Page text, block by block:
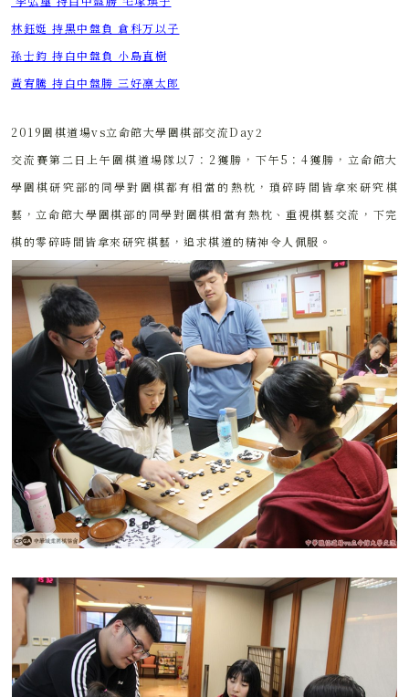
​​​​​​​林鈺娗 持黑中盤負 倉科万以子
​​​​​​​孫士鈞 持白中盤負 小島直樹
​​​​​​​黃宥騰 持白中盤勝 三好凛太郎
2019圍棋道場vs立命館大學圍棋部交流Day2
交流賽第二日上午圍棋道場隊以7：2獲勝，下午5：4獲勝，立命館大
學圍棋研究部的同學對圍棋都有相當的熱枕，瑣碎時間皆拿來研究棋
藝，立命館大學圍棋部的同學對圍棋相當有熱枕、重視棋藝交流，下完
棋的零碎時間皆拿來研究棋藝，追求棋道的精神令人佩服。